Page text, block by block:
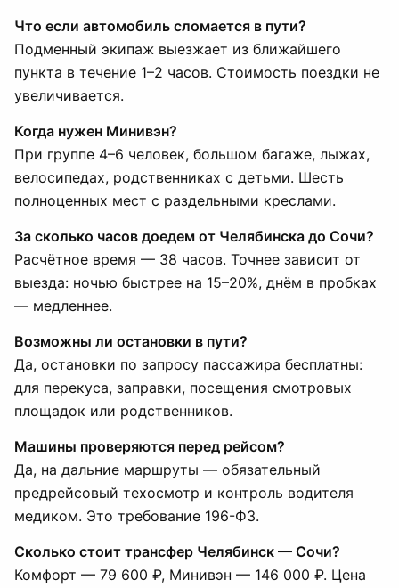
Что если автомобиль сломается в пути?
Подменный экипаж выезжает из ближайшего
пункта в течение 1–2 часов. Стоимость поездки не
увеличивается.
Когда нужен Минивэн?
При группе 4–6 человек, большом багаже, лыжах,
велосипедах, родственниках с детьми. Шесть
полноценных мест с раздельными креслами.
За сколько часов доедем от Челябинска до Сочи?
Расчётное время — 38 часов. Точнее зависит от
выезда: ночью быстрее на 15–20%, днём в пробках
— медленнее.
Возможны ли остановки в пути?
Да, остановки по запросу пассажира бесплатны:
для перекуса, заправки, посещения смотровых
площадок или родственников.
Машины проверяются перед рейсом?
Да, на дальние маршруты — обязательный
предрейсовый техосмотр и контроль водителя
медиком. Это требование 196-ФЗ.
Сколько стоит трансфер Челябинск — Сочи?
Комфорт — 79 600 ₽, Минивэн — 146 000 ₽. Цена